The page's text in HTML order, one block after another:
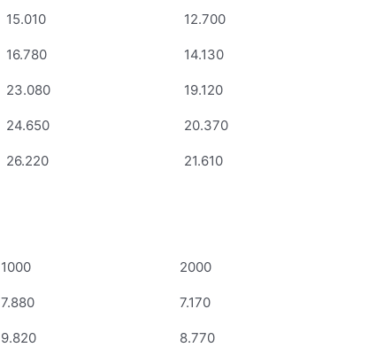
15.010 12.700
16.780 14.130
23.080 19.120
24.650 20.370
26.220 21.610
1000 2000
7.880 7.170
9.820 8.770